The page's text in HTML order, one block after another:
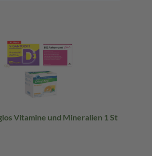
Vitamine und Mineralien 1 St